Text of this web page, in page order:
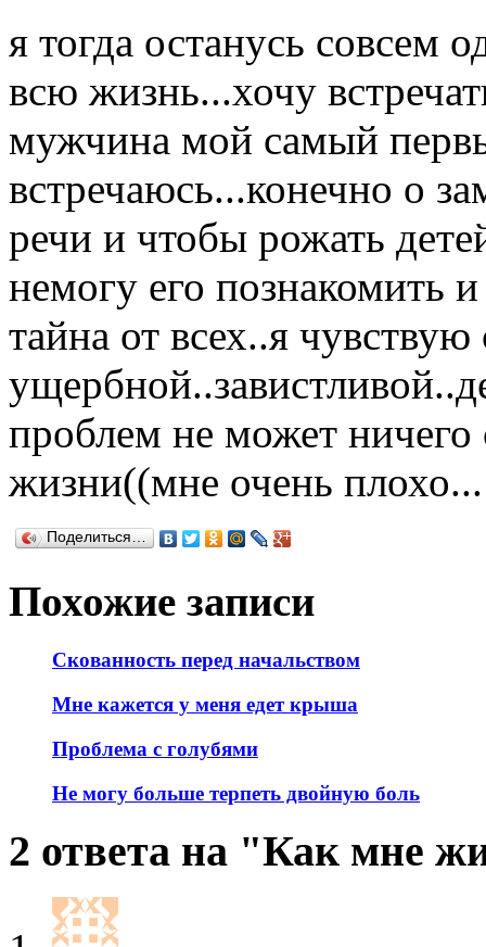
я тогда останусь совсем
всю жизнь...хочу
мужчина мой самый
встречаюсь...конечно о
речи и чтобы рожать
немогу его познакомить
тайна от всех..я чувствую
проблем не может ничего
жизни((мне очень плохо...
Поделиться…
Похожие записи
Скованность перед начальством
Мне кажется у меня едет крыша
Проблема с голубями
Не могу больше терпеть двойную боль
2 ответа на "Как мне